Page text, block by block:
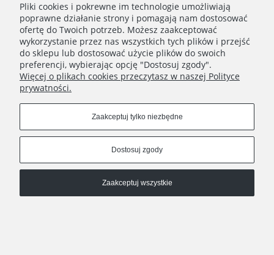
Zapisując się do Newslettera wyrażasz zgodę na
przetwarzanie Twoich danych osobowych zgodnie z
Polityką prywatności oraz otrzymywanie drogą
elektroniczną informacji handlowej zgodnie z
Regulaminem Newslettera.
Pliki cookies i pokrewne im technologie umożliwiają
poprawne działanie strony i pomagają nam dostosować
ofertę do Twoich potrzeb. Możesz zaakceptować
wykorzystanie przez nas wszystkich tych plików i przejść
do sklepu lub dostosować użycie plików do swoich
preferencji, wybierając opcję "Dostosuj zgody".
Więcej o plikach cookies przeczytasz w naszej Polityce
prywatności.
Zaakceptuj tylko niezbędne
Dostosuj zgody
Zaakceptuj wszystkie